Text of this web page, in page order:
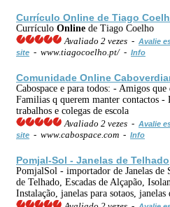
Currículo Online de Tiago
Currículo Online de Tiago Coelho
Avaliado 2 vezes - Avalie
site - www.tiagocoelho.pt/ - Info
Comunidade Online
Cabospace e para todos: - Amigos
Familias q querem manter contactos -
trabalhos e colegas de escola
Avaliado 2 vezes - Avalie
site - www.cabospace.com - Info
Pomjal-Sol - Janelas de
PomjalSol - importador de Janelas de
de Telhado, Escadas de Alçapão,
Instalação, janelas para sotaos, janelas